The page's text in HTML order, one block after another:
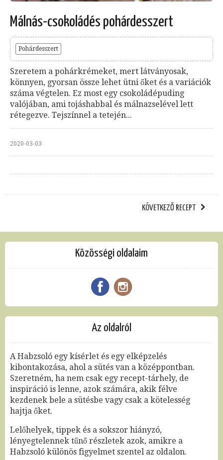
Málnás-csokoládés pohárdesszert
Pohárdesszert
Szeretem a pohárkrémeket, mert látványosak,
könnyen, gyorsan össze lehet ütni őket és a variációk
száma végtelen. Ez most egy csokoládépuding
valójában, ami tojáshabbal és málnazselével lett
rétegezve. Tejszínnel a tetején...
2020-03-03
KÖVETKEZŐ RECEPT
Közösségi oldalaim
Az oldalról
A Habzsoló egy kísérlet és egy elképzelés
kibontakozása, ahol a sütés van a középpontban.
Szeretném, ha nem csak egy recept-tárhely, de
inspiráció is lenne, azok számára, akik félve
kezdenek bele a sütésbe vagy csak a kötelesség
hajtja őket.
Lelőhelyek, tippek és a sokszor hiányzó,
lényegtelennek tűnő részletek azok, amikre a
Habzsoló különös figyelmet szentel az oldalon.